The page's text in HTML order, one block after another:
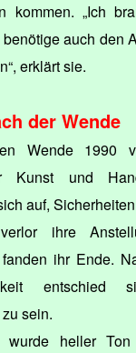
kommen. „Ich
auch den
erklärt sie.
der Wende
Wende 1990
Kunst und
auf,
ihre
ihr Ende.
entschied
sein.
heller